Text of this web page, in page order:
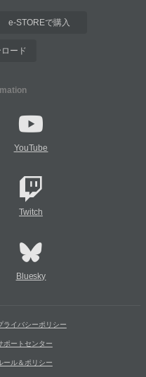
e-STOREで購入
ード
YouTube
Twitch
Bluesky
ライバシーポリシー
ポートセンター
ール＆ポリシー